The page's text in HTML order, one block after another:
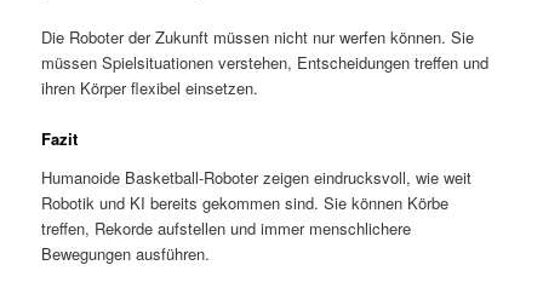
Die Roboter der Zukunft müssen nicht nur werfen können. Sie
müssen Spielsituationen verstehen, Entscheidungen treffen und
ihren Körper flexibel einsetzen.
Fazit
Humanoide Basketball-Roboter zeigen eindrucksvoll, wie weit
Robotik und KI bereits gekommen sind. Sie können Körbe
treffen, Rekorde aufstellen und immer menschlichere
Bewegungen ausführen.